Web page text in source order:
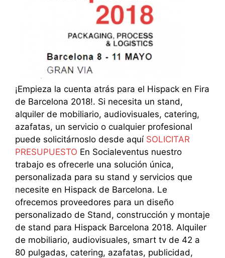
¡Empieza la cuenta atrás para el Hispack en Fira
de Barcelona 2018!. Si necesita un stand,
alquiler de mobiliario, audiovisuales, catering,
azafatas, un servicio o cualquier profesional
puede solicitárnoslo desde aquí SOLICITAR
PRESUPUESTO En Socialeventus nuestro
trabajo es ofrecerle una solución única,
personalizada para su stand y servicios que
necesite en Hispack de Barcelona. Le
ofrecemos proveedores para un diseño
personalizado de Stand, construcción y montaje
de stand para Hispack Barcelona 2018. Alquiler
de mobiliario, audiovisuales, smart tv de 42 a
80 pulgadas, catering, azafatas, publicidad,